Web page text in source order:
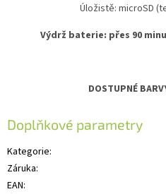
Úložistě: microSD
Výdrž baterie: přes 90
DOSTUPNÉ
Doplňkové parametry
Kategorie:
Záruka:
EAN: